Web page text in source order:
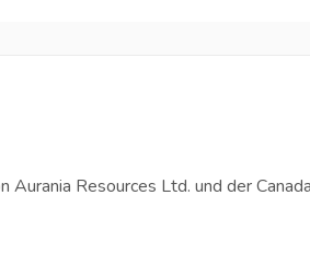
Resources Ltd. und der